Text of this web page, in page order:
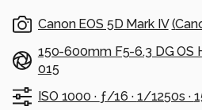
Canon EOS 5D Mark IV (
150-600mm F5-6.3 DG OS
015
ISO 1000 · ƒ/16 · 1/1250s ·